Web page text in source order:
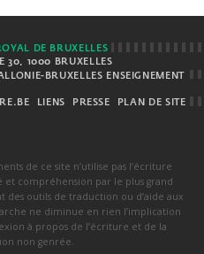
DE BRUXELLES
30, 1000 BRUXELLES
BRUXELLES ENSEIGNEMENT
LIENS PRESSE PLAN DE SITE
de ce site n’utilise pas l’écriture
et compréhension par le plus grand
outils de traduction ou d’aide aux
ne diminue en rien l’implication
à propos de l’écriture et de la
non genrée.